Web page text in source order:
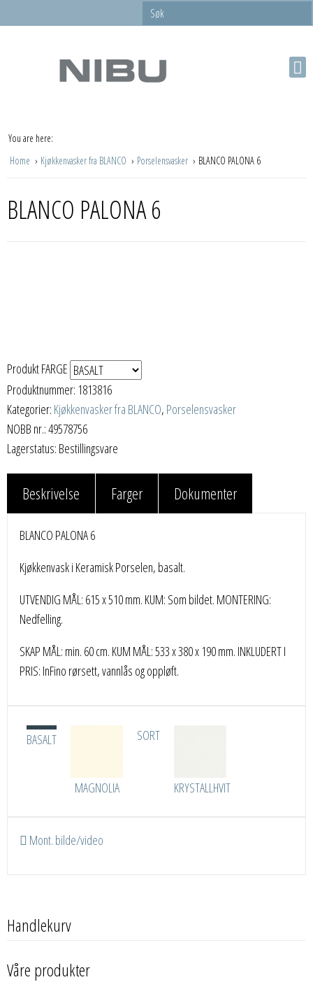
You are here:
Home
Kjøkkenvasker fra BLANCO Porselensvasker BLANCO PALONA 6
BLANCO PALONA 6
Produkt FARGE
Produktnummer: 1813816
Kategorier: Kjøkkenvasker fra BLANCO, Porselensvasker
NOBB nr.: 49578756
Lagerstatus: Bestillingsvare
Beskrivelse Farger Dokumenter
BLANCO PALONA 6
Kjøkkenvask i Keramisk Porselen, basalt.
UTVENDIG MÅL: 615 x 510 mm. KUM: Som bildet. MONTERING:
Nedfelling.
SKAP MÅL: min. 60 cm. KUM MÅL: 533 x 380 x 190 mm. INKLUDERT I
PRIS: InFino rørsett, vannlås og oppløft.
BASALT
MAGNOLIA
SORT
KRYSTALLHVIT
Mont. bilde/video
Handlekurv
Våre produkter